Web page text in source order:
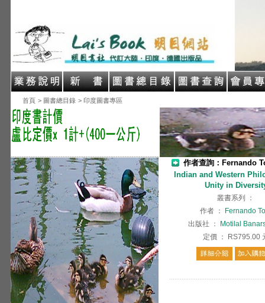
首頁 > 圖書總目錄 > 印度圖書專區
作者查詢：Fernando
Indian and Western
Unity in
叢書系列
：
作者 ：
Fernando
出版社
：
Motilal
定價 ： RS795.00